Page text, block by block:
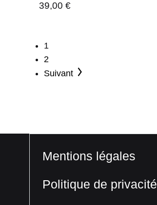
39,00 €
1
2
Suivant
Mentions légales
Politique de privacité